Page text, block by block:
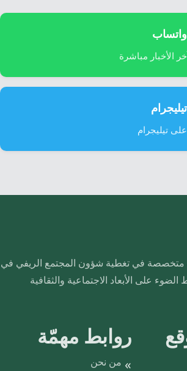
واتساب
الأخبار مباشرة
تيليجرام
متخصصة في تغطية شؤون المجتمع الريفي في
على الأبعاد الاجتماعية والثقافية
روابط مهمّة
من نحن